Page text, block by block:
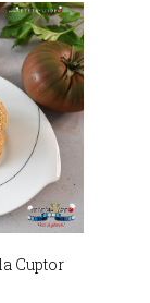
Cuptor